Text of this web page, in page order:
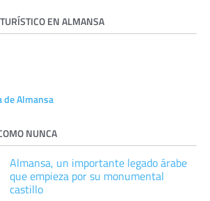
EN ALMANSA
de Almansa
NUNCA
Almansa, un importante legado árabe
que empieza por su monumental
castillo